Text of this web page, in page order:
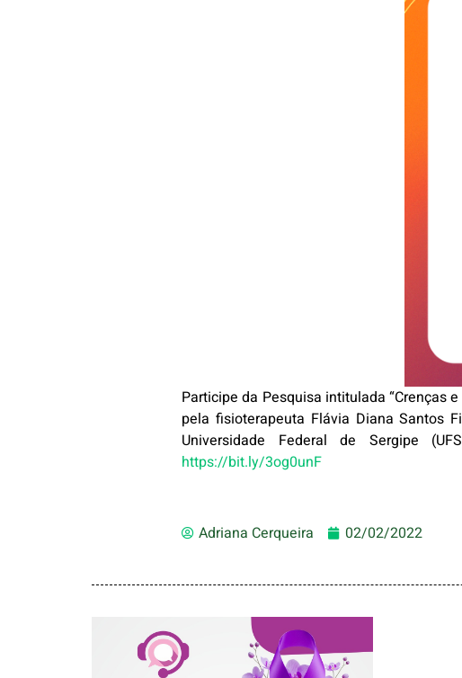
Participe da Pesquisa intitulada “Crenças
pela fisioterapeuta Flávia Diana Santos
Universidade Federal de Sergipe
https://bit.ly/3og0unF
Adriana Cerqueira 02/02/2022